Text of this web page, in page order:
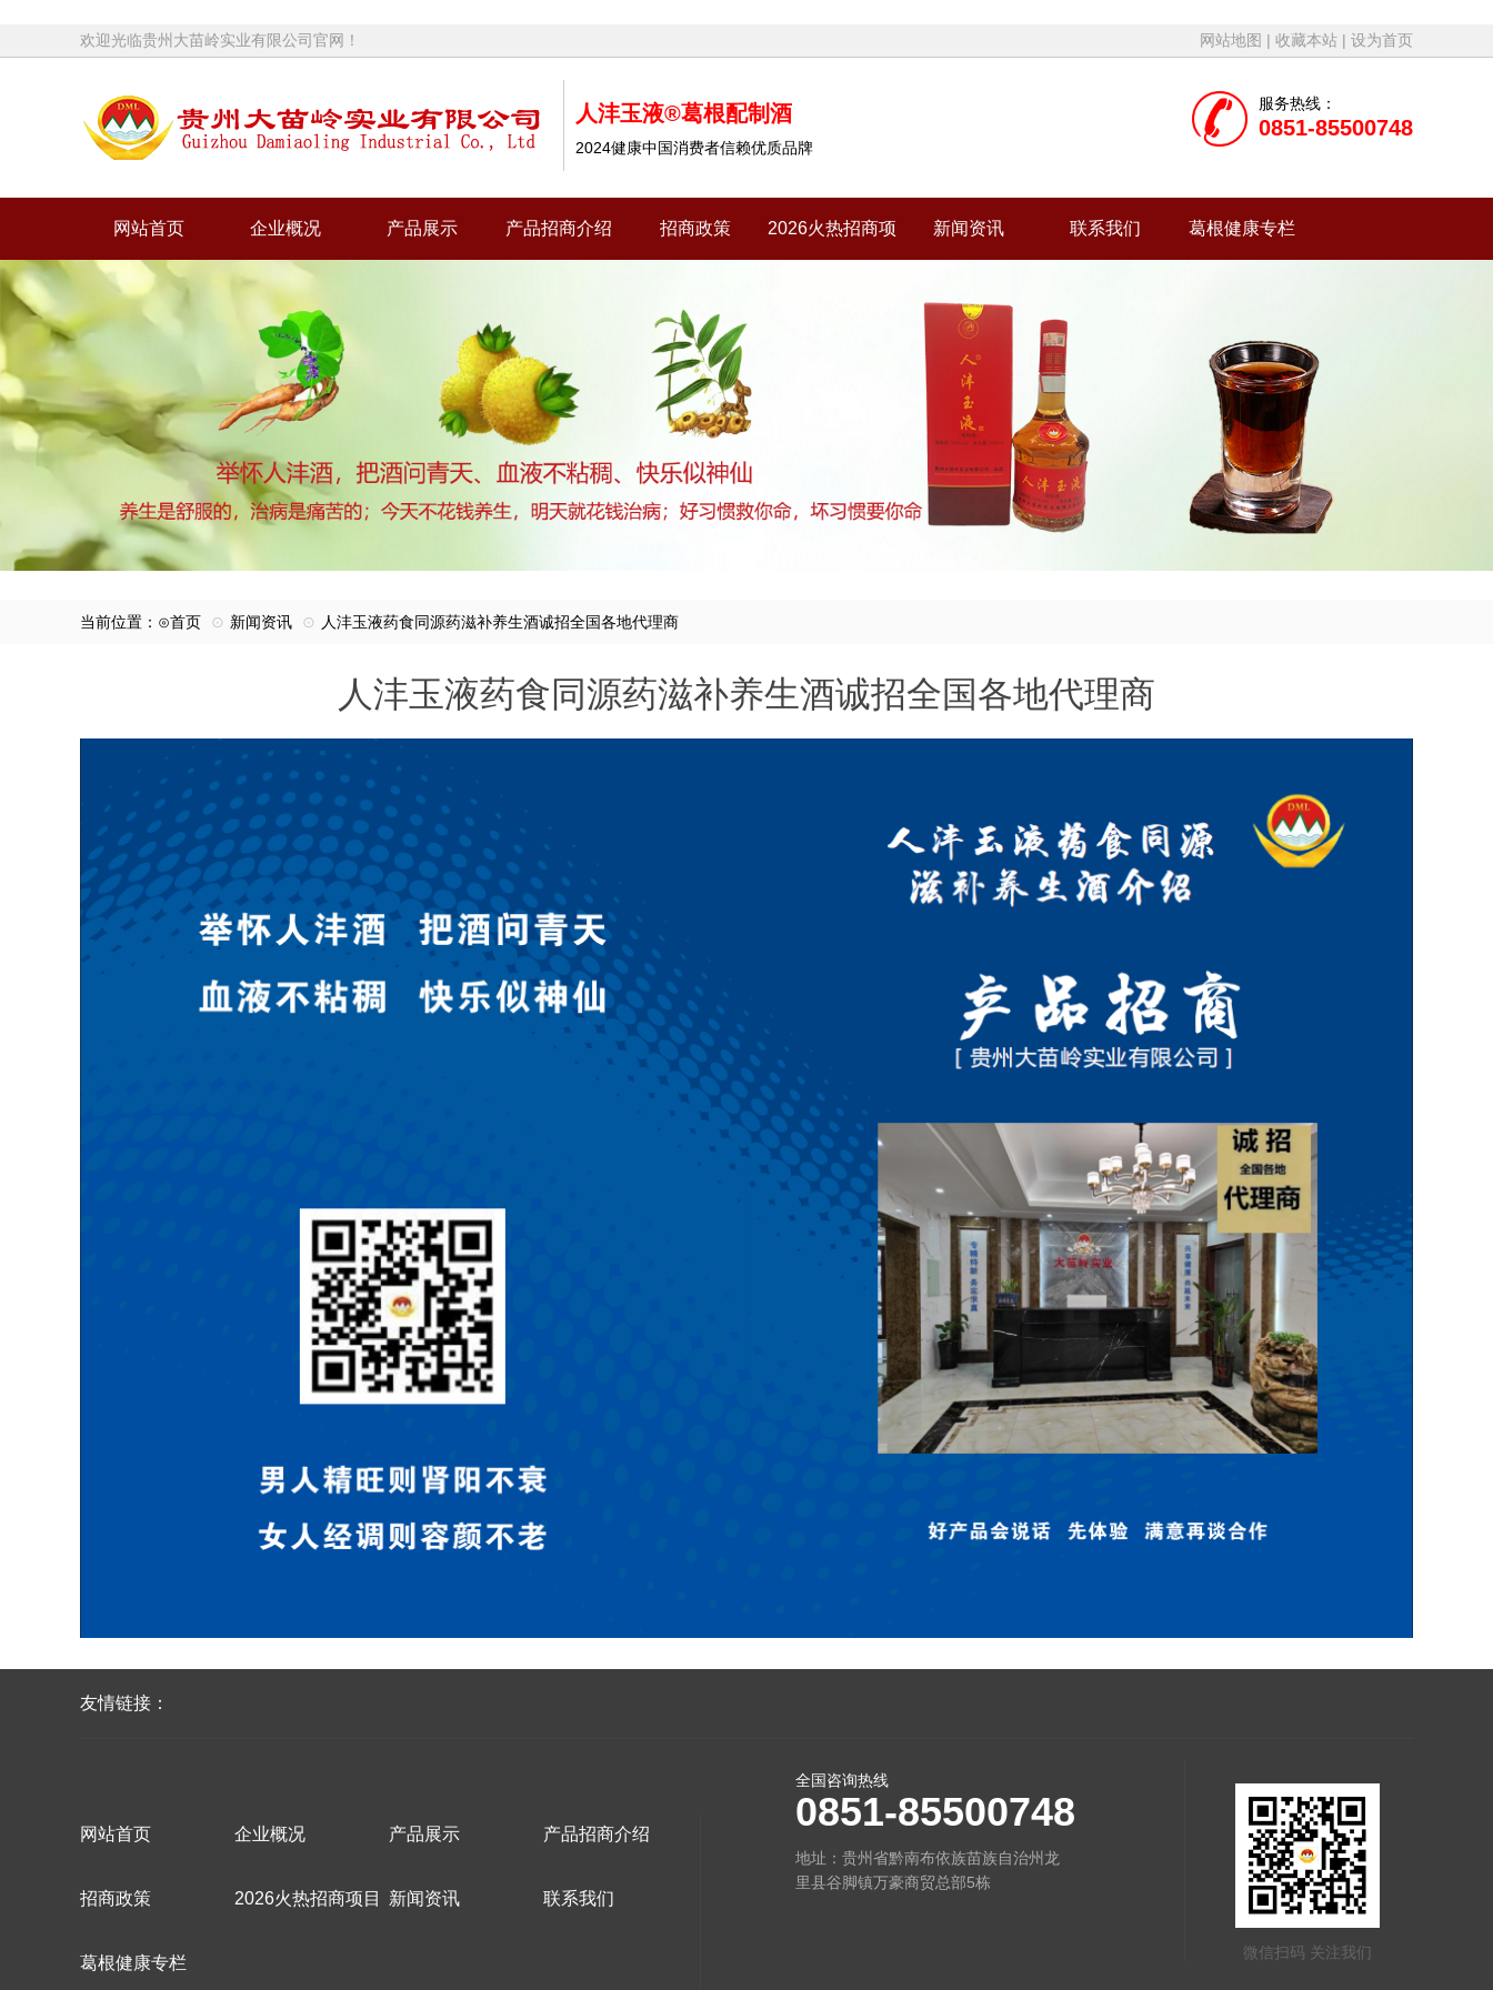
欢迎光临贵州大苗岭实业有限公司官网！ 网站地图 | 收藏本站 | 设为首页
人沣玉液®葛根配制酒
2024健康中国消费者信赖优质品牌
服务热线：
0851-85500748
网站首页 企业概况 产品展示 产品招商介绍 招商政策 2026火热招商项 新闻资讯 联系我们 葛根健康专栏
当前位置：⊙首页 ⊙ 新闻资讯 ⊙ 人沣玉液药食同源药滋补养生酒诚招全国各地代理商
人沣玉液药食同源药滋补养生酒诚招全国各地代理商
友情链接：
网站首页 企业概况 产品展示 产品招商介绍
招商政策 2026火热招商项目 新闻资讯 联系我们
葛根健康专栏
微信扫码 关注我们
全国咨询热线
0851-85500748
地址：贵州省黔南布依族苗族自治州龙
里县谷脚镇万豪商贸总部5栋